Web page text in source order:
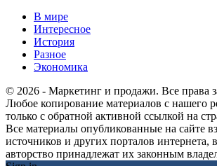
В мире
Интересное
История
Разное
Экономика
© 2026 - Маркетинг и продажи. Все права
Любое копирование материалов с нашего
только с обратной активной ссылкой на
Все материалы опубликованные на сайте
источников и других порталов интернета,
авторство принадлежат их законным